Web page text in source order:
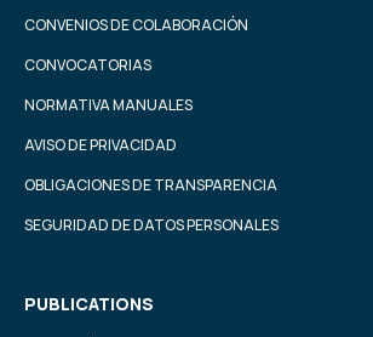
CONVENIOS DE COLABORACIÓN
CONVOCATORIAS
NORMATIVA MANUALES
AVISO DE PRIVACIDAD
OBLIGACIONES DE TRANSPARENCIA
SEGURIDAD DE DATOS PERSONALES
PUBLICATIONS